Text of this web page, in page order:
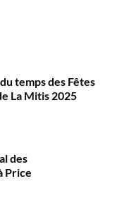
temps des Fêtes
La Mitis 2025
des
Price